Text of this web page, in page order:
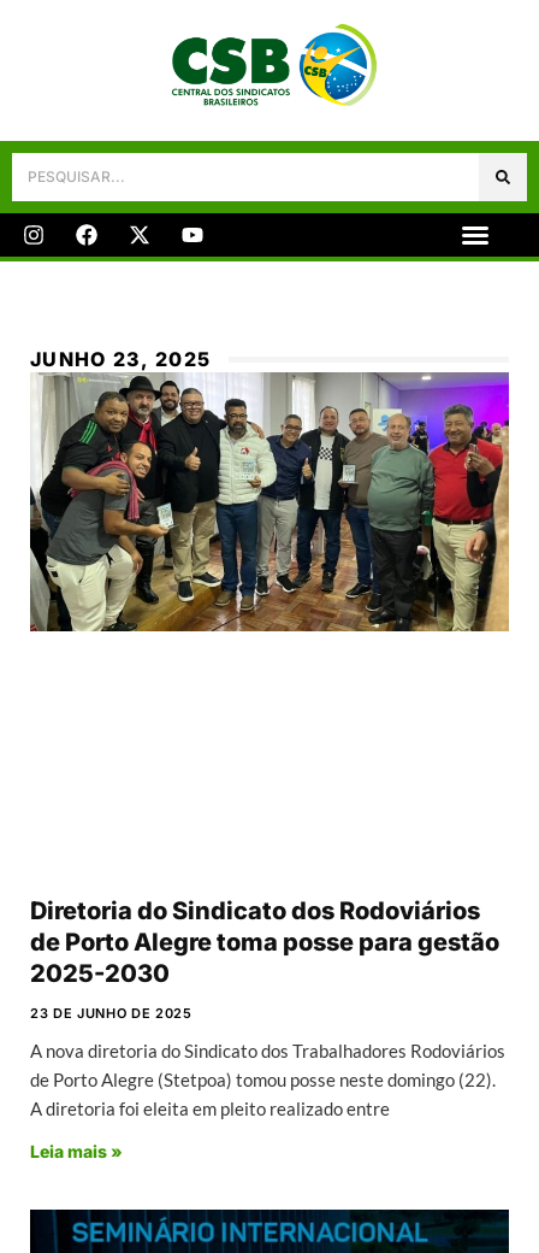
JUNHO 23, 2025
Diretoria do Sindicato dos Rodoviários
de Porto Alegre toma posse para gestão
2025-2030
23 DE JUNHO DE 2025
A nova diretoria do Sindicato dos Trabalhadores Rodoviários
de Porto Alegre (Stetpoa) tomou posse neste domingo (22).
A diretoria foi eleita em pleito realizado entre
Leia mais »